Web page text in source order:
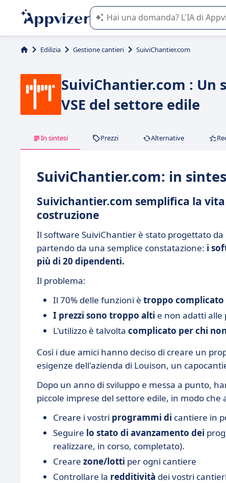
L'IA di Appvizer vi guida
Edilizia Gestione cantieri SuiviChantier.com
SuiviChantier.com :
VSE del settore edile
In sintesi Prezzi Alternative
SuiviChantier.com: in
Suivichantier.com semplifica la
costruzione
Il software SuiviChantier è stato progettato
partendo da una semplice constatazione: i
più di 20 dipendenti.
Il problema:
Il 70% delle funzioni è troppo complicato
I prezzi sono troppo alti e non adatti alle
L'utilizzo è talvolta complicato per chi
Così i due amici hanno deciso di creare un
esigenze dell'azienda di Louison, un
Dopo un anno di sviluppo e messa a punto,
piccole imprese del settore edile, in modo che
Creare i vostri programmi di cantiere in
Seguire lo stato di avanzamento dei
realizzare, in corso, completato).
Creare zone/lotti per ogni cantiere
Controllare la redditività dei vostri